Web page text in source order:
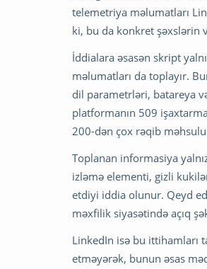
telemetriya məlumatları
ki, bu da konkret şəxslərin
İddialara əsasən skript
məlumatları da toplayır.
dil parametrləri, batareya
platformanın 509
200-dən çox rəqib
Toplanan informasiya
izləmə elementi, gizli
etdiyi iddia olunur. Qeyd
məxfilik siyasətində açıq
LinkedIn isə bu ittihamları
etməyərək, bunun əsas